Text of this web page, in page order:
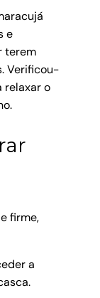
e
terem
Verificou-
relaxar o
firme,
a